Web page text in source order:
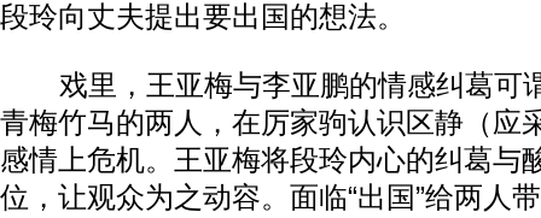
段玲向丈夫提出要出国的想法。
戏里，王亚梅与李亚鹏的情感纠葛可谓
青梅竹马的两人，在厉家驹认识区静（应
感情上危机。王亚梅将段玲内心的纠葛与
位，让观众为之动容。面临“出国”给两人